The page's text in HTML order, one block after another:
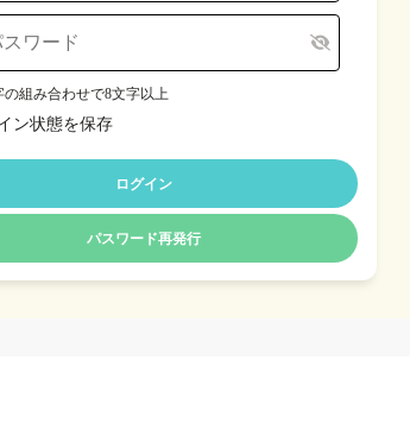
組み合わせで8文字以上
ン状態を保存
ログイン
パスワード再発行